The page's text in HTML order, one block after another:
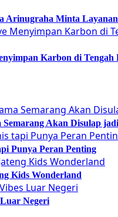
Arinugraha Minta
Karbon di Tengah
Akan Disulap
Punya Peran Penting
Kids Wonderland
Negeri